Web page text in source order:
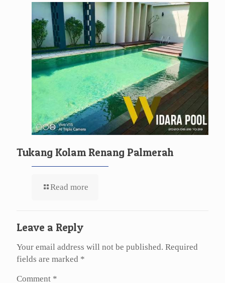
Tukang Kolam Renang Palmerah
Read more
Leave a Reply
Your email address will not be published. Required
fields are marked *
Comment *